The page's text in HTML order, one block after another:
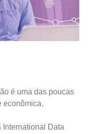
é uma das poucas
econômica.
International Data